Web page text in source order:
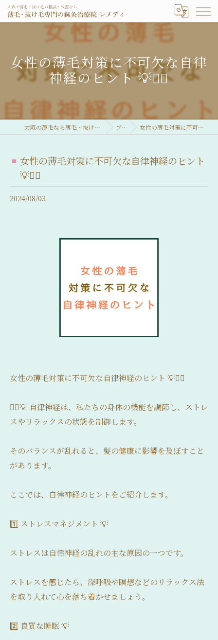
女性の薄毛対策に不可欠な自律
神経のヒント 💡💁‍♀️
大阪の薄毛なら薄毛・抜け毛専門の鍼灸治療院 レメディ ブログ 女性の薄毛対策に不可欠な自律神経のヒント 💡💁‍♀️
女性の薄毛対策に不可欠な自律神経のヒント
💡💁‍♀️
2024/08/03
女性の薄毛対策に不可欠な自律神経のヒント 💡💁‍♀️
💁‍♀️💡 自律神経は、私たちの身体の機能を調節し、ストレ
スやリラックスの状態を制御します。
そのバランスが乱れると、髪の健康に影響を及ぼすこと
があります。
ここでは、自律神経のヒントをご紹介します。
1️⃣ ストレスマネジメント 💡
ストレスは自律神経の乱れの主な原因の一つです。
ストレスを感じたら、深呼吸や瞑想などのリラックス法
を取り入れて心を落ち着かせましょう。
2️⃣ 良質な睡眠 💡